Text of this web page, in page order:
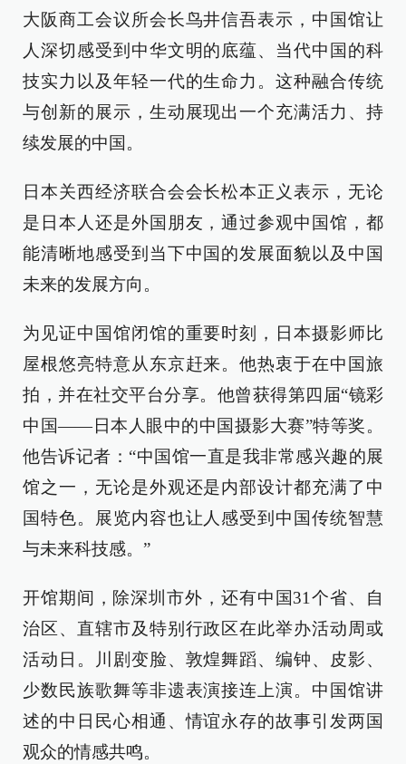
大阪商工会议所会长鸟井信吾表示，中国馆让
人深切感受到中华文明的底蕴、当代中国的科
技实力以及年轻一代的生命力。这种融合传统
与创新的展示，生动展现出一个充满活力、持
续发展的中国。
日本关西经济联合会会长松本正义表示，无论
是日本人还是外国朋友，通过参观中国馆，都
能清晰地感受到当下中国的发展面貌以及中国
未来的发展方向。
为见证中国馆闭馆的重要时刻，日本摄影师比
屋根悠亮特意从东京赶来。他热衷于在中国旅
拍，并在社交平台分享。他曾获得第四届“镜彩
中国——日本人眼中的中国摄影大赛”特等奖。
他告诉记者：“中国馆一直是我非常感兴趣的展
馆之一，无论是外观还是内部设计都充满了中
国特色。展览内容也让人感受到中国传统智慧
与未来科技感。”
开馆期间，除深圳市外，还有中国31个省、自
治区、直辖市及特别行政区在此举办活动周或
活动日。川剧变脸、敦煌舞蹈、编钟、皮影、
少数民族歌舞等非遗表演接连上演。中国馆讲
述的中日民心相通、情谊永存的故事引发两国
观众的情感共鸣。